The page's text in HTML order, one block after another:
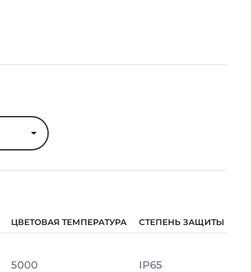
ЦВЕТОВАЯ ТЕМПЕРАТУРА СТЕПЕНЬ ЗАЩИТЫ
5000 IP65